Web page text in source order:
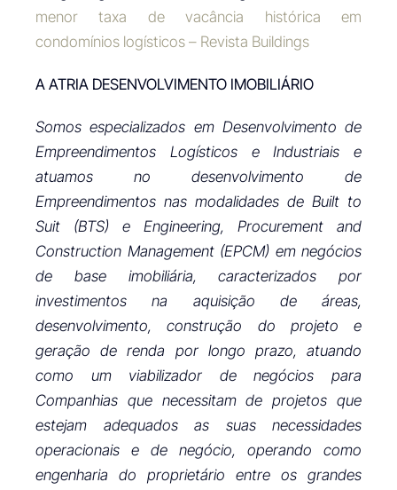
menor taxa de vacância histórica em
condomínios logísticos – Revista Buildings
A ATRIA DESENVOLVIMENTO IMOBILIÁRIO
Somos especializados em Desenvolvimento de
Empreendimentos Logísticos e Industriais e
atuamos no desenvolvimento de
Empreendimentos nas modalidades de Built to
Suit (BTS) e Engineering, Procurement and
Construction Management (EPCM) em negócios
de base imobiliária, caracterizados por
investimentos na aquisição de áreas,
desenvolvimento, construção do projeto e
geração de renda por longo prazo, atuando
como um viabilizador de negócios para
Companhias que necessitam de projetos que
estejam adequados as suas necessidades
operacionais e de negócio, operando como
engenharia do proprietário entre os grandes